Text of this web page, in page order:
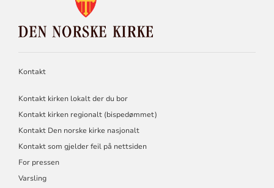
NORSKE
KIRKE
Kontakt
Kontakt kirken lokalt der du bor
Kontakt kirken regionalt (bispedømmet)
Kontakt Den norske kirke nasjonalt
Kontakt som gjelder feil på nettsiden
For pressen
Varsling